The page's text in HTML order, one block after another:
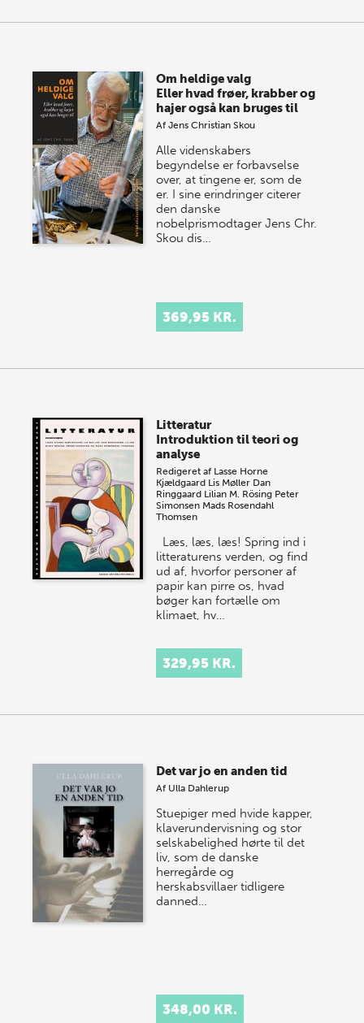
Om heldige valg
Eller hvad frøer, krabber og
hajer også kan bruges til
AfJens Christian Skou
Alle videnskabers
begyndelse er forbavselse
over, at tingene er, som de
er. I sine erindringer citerer
den danske
nobelprismodtager Jens Chr.
Skou dis…
369,95 KR.
Litteratur
Introduktion til teori og
analyse
Redigeret af Lasse Horne
Kjældgaard Lis Møller Dan
Ringgaard Lilian M. Rösing Peter
Simonsen Mads Rosendahl
Thomsen
Læs, læs, læs! Spring ind i
litteraturens verden, og find
ud af, hvorfor personer af
papir kan pirre os, hvad
bøger kan fortælle om
klimaet, hv…
329,95 KR.
Det var jo en anden tid
Af Ulla Dahlerup
Stuepiger med hvide kapper,
klaverundervisning og stor
selskabelighed hørte til det
liv, som de danske
herregårde og
herskabsvillaer tidligere
danned…
348,00 KR.